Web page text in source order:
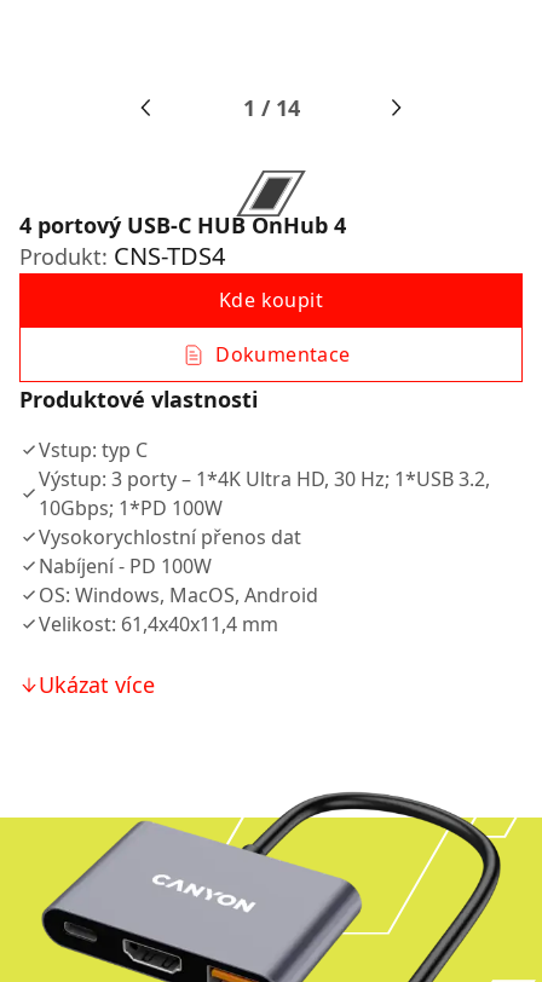
1 / 14
4 portový USB-C HUB OnHub 4
Produkt: CNS-TDS4
Kde koupit
Dokumentace
Produktové vlastnosti
Vstup: typ C
Výstup: 3 porty – 1*4K Ultra HD, 30 Hz; 1*USB 3.2,
10Gbps; 1*PD 100W
Vysokorychlostní přenos dat
Nabíjení - PD 100W
OS: Windows, MacOS, Android
Velikost: 61,4x40x11,4 mm
Ukázat více